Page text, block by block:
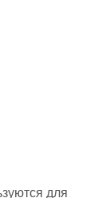
для